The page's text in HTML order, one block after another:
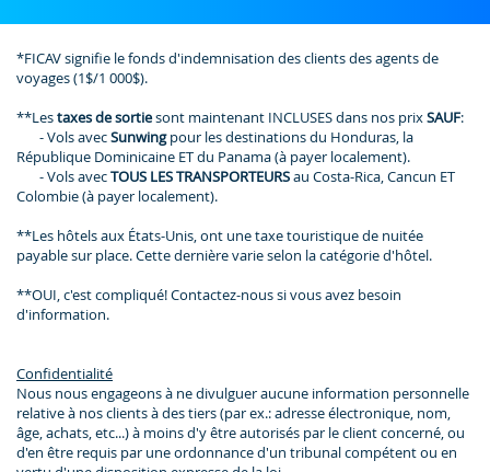
*FICAV signifie le fonds d'indemnisation des clients des agents de
voyages (1$/1 000$).
**Lestaxes de sortiesont maintenant INCLUSES dans nos prixSAUF:
- Vols avecSunwingpour les destinations du Honduras, la
République Dominicaine ET du Panama (à payer localement).
- Vols avecTOUS LES TRANSPORTEURSau Costa-Rica, Cancun ET
Colombie (à payer localement).
**Les hôtels aux États-Unis, ont une taxe touristique de nuitée
payable sur place. Cette dernière varie selon la catégorie d'hôtel.
**OUI, c'est compliqué! Contactez-nous si vous avez besoin
d'information.
Confidentialité
Nous nous engageons à ne divulguer aucune information personnelle
relative à nos clients à des tiers (par ex.: adresse électronique, nom,
âge, achats, etc...) à moins d'y être autorisés par le client concerné, ou
d'en être requis par une ordonnance d'un tribunal compétent ou en